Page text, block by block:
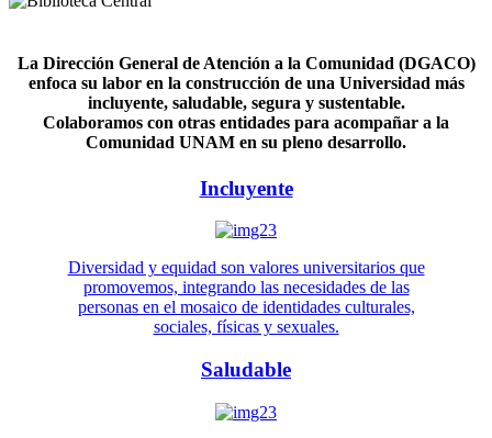
La Dirección General de Atención a la Comunidad (DGACO)
enfoca su labor en la construcción de una Universidad más
incluyente, saludable, segura y sustentable.
Colaboramos con otras entidades para acompañar a la
Comunidad UNAM en su pleno desarrollo.
Incluyente
Diversidad y equidad son valores universitarios que
promovemos, integrando las necesidades de las
personas en el mosaico de identidades culturales,
sociales, físicas y sexuales.
Saludable